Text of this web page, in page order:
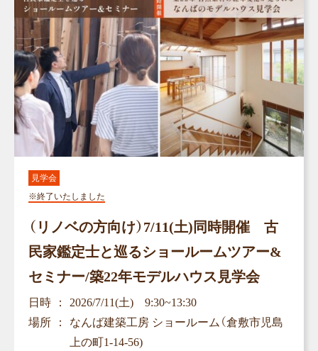
見学会
※終了いたしました
（リノベの方向け）7/11(土)同時開催 古
民家鑑定士と巡るショールームツアー&
セミナー/築22年モデルハウス見学会
日時
2026/7/11(土) 9:30~13:30
場所
なんば建築工房 ショールーム（倉敷市児島
上の町1-14-56)